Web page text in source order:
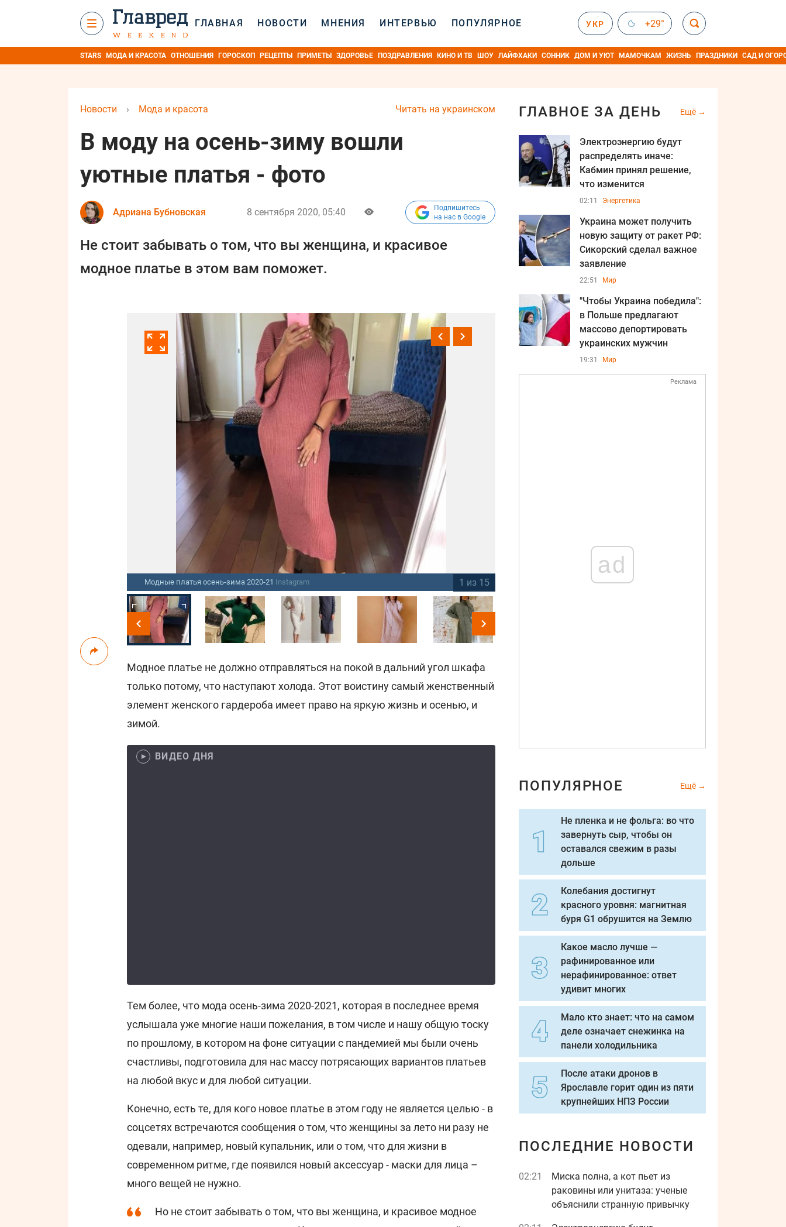
ГЛАВНАЯ НОВОСТИ МНЕНИЯ ИНТЕРВЬЮ ПОПУЛЯРНОЕ УКР +29°
STARS МОДА И КРАСОТА ОТНОШЕНИЯ ГОРОСКОП РЕЦЕПТЫ ПРИМЕТЫ ЗДОРОВЬЕ ПОЗДРАВЛЕНИЯ КИНО И ТВ ШОУ ЛАЙФХАКИ СОННИК ДОМ И УЮТ МАМОЧКАМ ЖИЗНЬ ПРАЗДНИКИ САД И
Читать на украинском
Новости › Мода и красота
В моду на осень-зиму вошли
уютные платья - фото
Адриана Бубновская 8 сентября 2020, 05:40
Подпишитесь
на нас в Google
Не стоит забывать о том, что вы женщина, и красивое
модное платье в этом вам поможет.
Модные платья осень-зима 2020-21 Instagram Модные платья осень-зима 2020-21
1 из 15
Модное платье не должно отправляться на покой в дальний угол шкафа
только потому, что наступают холода. Этот воистину самый женственный
элемент женского гардероба имеет право на яркую жизнь и осенью, и
зимой.
ВИДЕО ДНЯ
Тем более, что мода осень-зима 2020-2021, которая в последнее время
услышала уже многие наши пожелания, в том числе и нашу общую тоску
по прошлому, в котором на фоне ситуации с пандемией мы были очень
счастливы, подготовила для нас массу потрясающих вариантов платьев
на любой вкус и для любой ситуации.
Конечно, есть те, для кого новое платье в этом году не является целью - в
соцсетях встречаются сообщения о том, что женщины за лето ни разу не
одевали, например, новый купальник, или о том, что для жизни в
современном ритме, где появился новый аксессуар - маски для лица –
много вещей не нужно.
Но не стоит забывать о том, что вы женщина, и красивое модное
ГЛАВНОЕ ЗА ДЕНЬ Ещё
Электроэнергию будут
распределять иначе:
Кабмин принял решение,
что изменится
02:11 Энергетика
Украина может получить
новую защиту от ракет РФ:
Сикорский сделал важное
заявление
22:51 Мир
"Чтобы Украина победила":
в Польше предлагают
массово депортировать
украинских мужчин
19:31 Мир
Реклама
ad
ПОПУЛЯРНОЕ Ещё
Не пленка и не фольга: во что
завернуть сыр, чтобы он
оставался свежим в разы
дольше
Колебания достигнут
красного уровня: магнитная
буря G1 обрушится на Землю
Какое масло лучше —
рафинированное или
нерафинированное: ответ
удивит многих
Мало кто знает: что на самом
деле означает снежинка на
панели холодильника
После атаки дронов в
Ярославле горит один из пяти
крупнейших НПЗ России
ПОСЛЕДНИЕ НОВОСТИ
02:21
Миска полна, а кот пьет из
раковины или унитаза: ученые
объяснили странную привычку